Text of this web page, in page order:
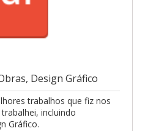
Design Gráfico
trabalhos que fiz nos
incluindo
Gráfico.